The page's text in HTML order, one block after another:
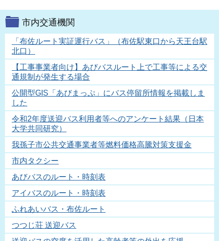
市内交通機関
「布佐ルート実証運行バス」（布佐駅東口から天王台駅
北口）
【工事事業者向け】あびバスルート上で工事等による交
通規制が発生する場合
公開型GIS「あびまっぷ」にバス停留所情報を掲載しま
した
令和2年度送迎バス利用者等へのアンケート結果（日本
大学共同研究）
我孫子市公共交通事業者等燃料価格高騰対策支援金
市内タクシー
あびバスのルート・時刻表
アイバスのルート・時刻表
ふれあいバス・布佐ルート
つつじ荘 送迎バス